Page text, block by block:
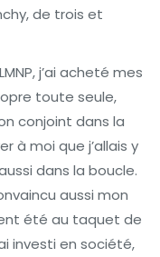
de trois et
j’ai acheté mes
toute seule,
conjoint dans la
à moi que j’allais y
dans la boucle.
aussi mon
été au taquet de
investi en société,